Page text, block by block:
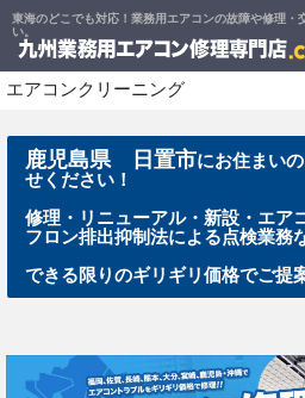
東海のどこでも対応！業務用エアコンの故障や修理・
い。
ホーム
鹿児島県 日置市のエアコン修理
エアコンクリーニング
鹿児島県 日置市にお住まい
せください！
修理・リニューアル・新設・エア
フロン排出抑制法による点検業務
できる限りのギリギリ価格でご提